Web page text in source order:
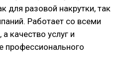
для разовой накрутки, так
Работает со всеми
качество услуг и
профессионального